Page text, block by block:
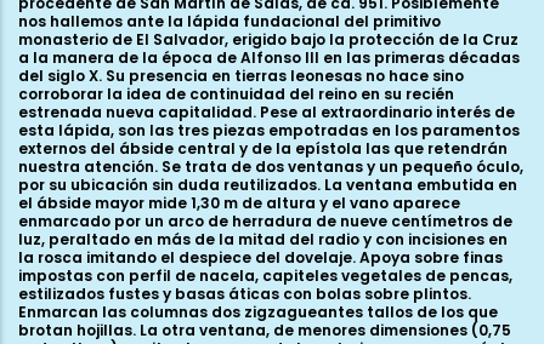
nos hallemos ante la lápida fundacional del primitivo
monasterio de El Salvador, erigido bajo la protección de la Cruz
a la manera de la época de Alfonso III en las primeras décadas
del siglo X. Su presencia en tierras leonesas no hace sino
corroborar la idea de continuidad del reino en su recién
estrenada nueva capitalidad. Pese al extraordinario interés de
esta lápida, son las tres piezas empotradas en los paramentos
externos del ábside central y de la epístola las que retendrán
nuestra atención. Se trata de dos ventanas y un pequeño óculo,
por su ubicación sin duda reutilizados. La ventana embutida en
el ábside mayor mide 1,30 m de altura y el vano aparece
enmarcado por un arco de herradura de nueve centímetros de
luz, peraltado en más de la mitad del radio y con incisiones en
la rosca imitando el despiece del dovelaje. Apoya sobre finas
impostas con perfil de nacela, capiteles vegetales de pencas,
estilizados fustes y basas áticas con bolas sobre plintos.
Enmarcan las columnas dos zigzagueantes tallos de los que
brotan hojillas. La otra ventana, de menores dimensiones (0,75